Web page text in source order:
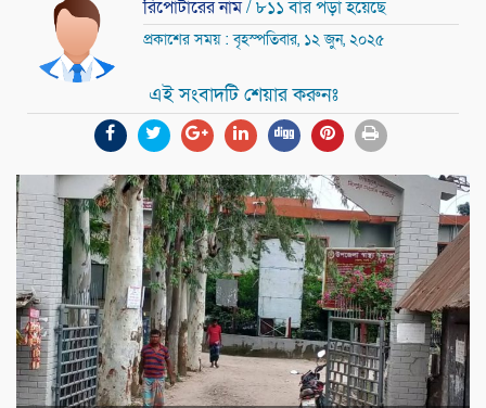
রিপোটারের নাম/ ৮১১ বার পড়া হয়েছে
প্রকাশের সময় : বৃহস্পতিবার, ১২ জুন, ২০২৫
এই সংবাদটি শেয়ার করুনঃ